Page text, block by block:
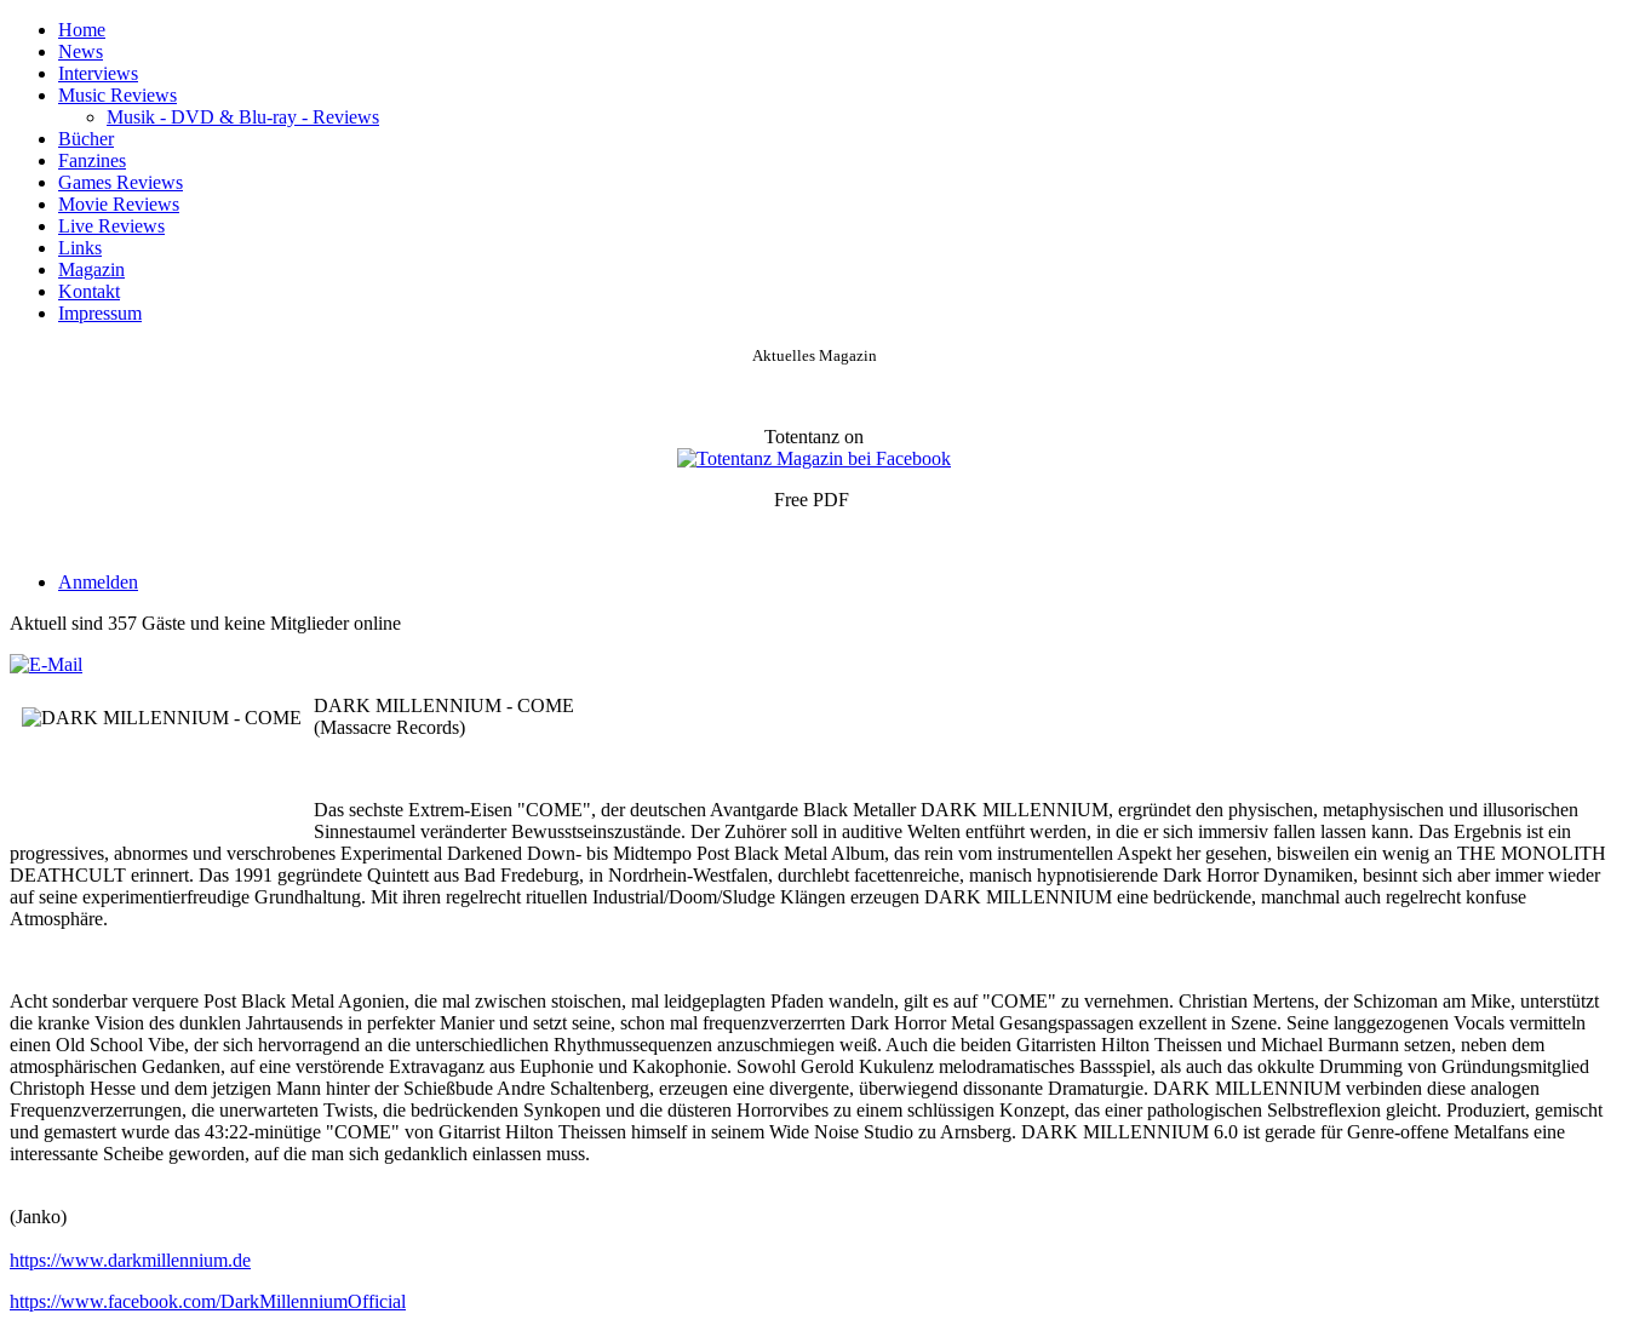
Home
News
Interviews
Music Reviews
Musik - DVD & Blu-ray - Reviews
Bücher
Fanzines
Games Reviews
Movie Reviews
Live Reviews
Links
Magazin
Kontakt
Impressum
Aktuelles Magazin
Totentanz on
Free PDF
Anmelden
Aktuell sind 357 Gäste und keine Mitglieder online
DARK MILLENNIUM - COME
(Massacre Records)
Das sechste Extrem-Eisen "COME", der deutschen Avantgarde Black Metaller DARK MILLENNIUM, ergründet den physischen, metaphysischen und illusorischen
Sinnestaumel veränderter Bewusstseinszustände. Der Zuhörer soll in auditive Welten entführt werden, in die er sich immersiv fallen lassen kann. Das Ergebnis ist ein
progressives, abnormes und verschrobenes Experimental Darkened Down- bis Midtempo Post Black Metal Album, das rein vom instrumentellen Aspekt her gesehen, bisweilen ein wenig an THE MONOLITH
DEATHCULT erinnert. Das 1991 gegründete Quintett aus Bad Fredeburg, in Nordrhein-Westfalen, durchlebt facettenreiche, manisch hypnotisierende Dark Horror Dynamiken, besinnt sich aber immer wieder
auf seine experimentierfreudige Grundhaltung. Mit ihren regelrecht rituellen Industrial/Doom/Sludge Klängen erzeugen DARK MILLENNIUM eine bedrückende, manchmal auch regelrecht konfuse
Atmosphäre.
Acht sonderbar verquere Post Black Metal Agonien, die mal zwischen stoischen, mal leidgeplagten Pfaden wandeln, gilt es auf "COME" zu vernehmen. Christian Mertens, der Schizoman am Mike, unterstützt
die kranke Vision des dunklen Jahrtausends in perfekter Manier und setzt seine, schon mal frequenzverzerrten Dark Horror Metal Gesangspassagen exzellent in Szene. Seine langgezogenen Vocals vermitteln
einen Old School Vibe, der sich hervorragend an die unterschiedlichen Rhythmussequenzen anzuschmiegen weiß. Auch die beiden Gitarristen Hilton Theissen und Michael Burmann setzen, neben dem
atmosphärischen Gedanken, auf eine verstörende Extravaganz aus Euphonie und Kakophonie. Sowohl Gerold Kukulenz melodramatisches Bassspiel, als auch das okkulte Drumming von Gründungsmitglied
Christoph Hesse und dem jetzigen Mann hinter der Schießbude Andre Schaltenberg, erzeugen eine divergente, überwiegend dissonante Dramaturgie. DARK MILLENNIUM verbinden diese analogen
Frequenzverzerrungen, die unerwarteten Twists, die bedrückenden Synkopen und die düsteren Horrorvibes zu einem schlüssigen Konzept, das einer pathologischen Selbstreflexion gleicht. Produziert, gemischt
und gemastert wurde das 43:22-minütige "COME" von Gitarrist Hilton Theissen himself in seinem Wide Noise Studio zu Arnsberg. DARK MILLENNIUM 6.0 ist gerade für Genre-offene Metalfans eine
interessante Scheibe geworden, auf die man sich gedanklich einlassen muss.
(Janko)
https://www.darkmillennium.de
https://www.facebook.com/DarkMillenniumOfficial